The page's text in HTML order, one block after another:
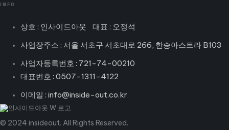
INFO
상호 : 인사이드아웃 대표 : 오정석
사업장주소 : 서울 서초구 서초대로 266, 한승아스트라 B103
사업자등록번호 : 721-74-00210
대표번호 : 0507-1311-4122
이메일 : info@inside-out.co.kr
© 2024 insideout. All Rights Reserved.